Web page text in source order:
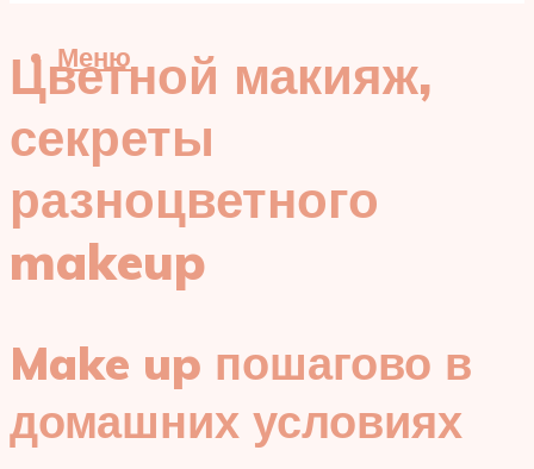
Меню
Цветной макияж,
секреты
разноцветного
makeup
Make up пошагово в
домашних условиях